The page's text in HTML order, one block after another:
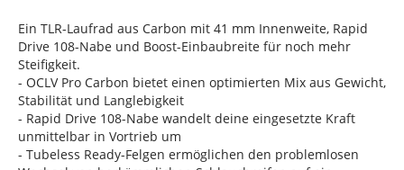
Ein TLR-Laufrad aus Carbon mit 41 mm Innenweite, Rapid
Drive 108-Nabe und Boost-Einbaubreite für noch mehr
Steifigkeit.
- OCLV Pro Carbon bietet einen optimierten Mix aus Gewicht,
Stabilität und Langlebigkeit
- Rapid Drive 108-Nabe wandelt deine eingesetzte Kraft
unmittelbar in Vortrieb um
- Tubeless Ready-Felgen ermöglichen den problemlosen